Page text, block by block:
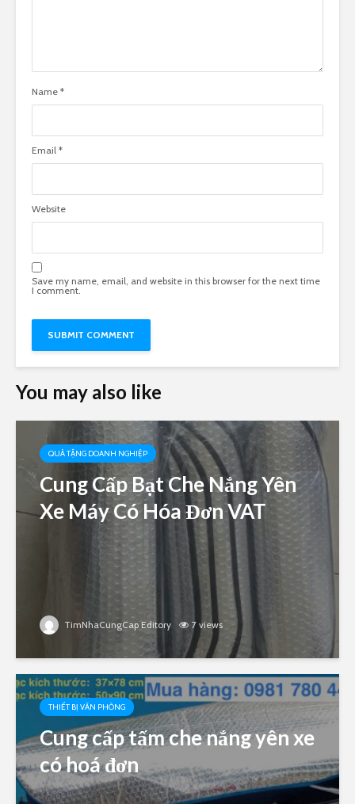
Name *
Email *
Website
Save my name, email, and website in this browser for the next time
I comment.
You may also like
QUÀ TẶNG DOANH NGHIỆP
Cung Cấp Bạt Che Nắng Yên
Xe Máy Có Hóa Đơn VAT
TimNhaCungCap Editory 7 views
THIẾT BỊ VĂN PHÒNG
Cung cấp tấm che nắng yên xe
có hoá đơn